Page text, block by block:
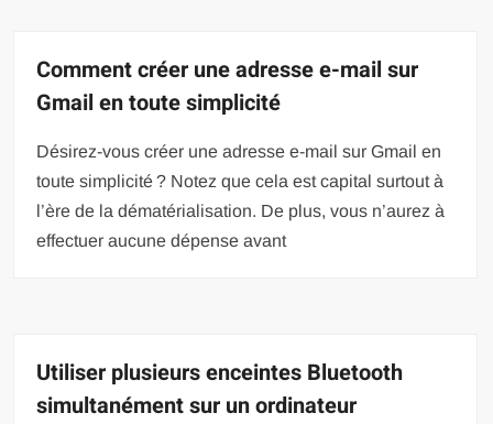
Comment créer une adresse e-mail sur
Gmail en toute simplicité
Désirez-vous créer une adresse e-mail sur Gmail en
toute simplicité ? Notez que cela est capital surtout à
l’ère de la dématérialisation. De plus, vous n’aurez à
effectuer aucune dépense avant
Utiliser plusieurs enceintes Bluetooth
simultanément sur un ordinateur